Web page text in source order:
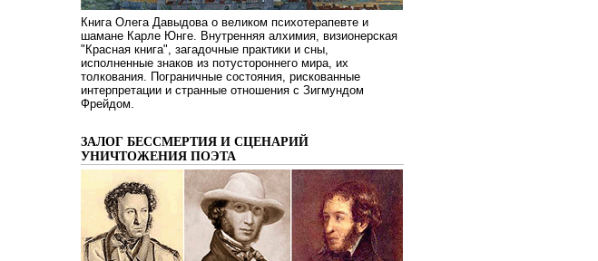
Книга Олега Давыдова о великом психотерапевте и
шамане Карле Юнге. Внутренняя алхимия, визионерская
"Красная книга", загадочные практики и сны,
исполненные знаков из потустороннего мира, их
толкования. Пограничные состояния, рискованные
интерпретации и странные отношения с Зигмундом
Фрейдом.
ЗАЛОГ БЕССМЕРТИЯ И СЦЕНАРИЙ
УНИЧТОЖЕНИЯ ПОЭТА